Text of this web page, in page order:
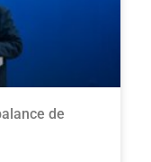
de